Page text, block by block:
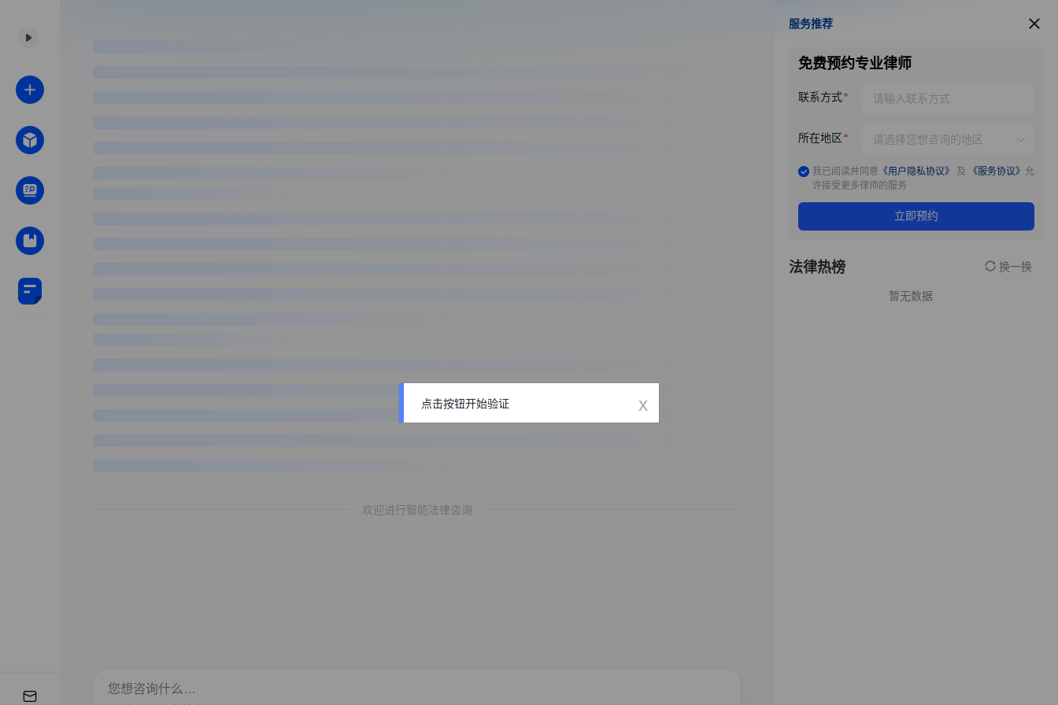
欢迎进行智能法律咨询
服务推荐
服务推荐
免费预约专业律师
联系方式
所在地区
我已阅读并同意 《用户隐私协议》 及 《服务协议》 允
许接受更多律师的服务
立即预约
法律热榜 换一换
暂无数据
点击按钮开始验证 x